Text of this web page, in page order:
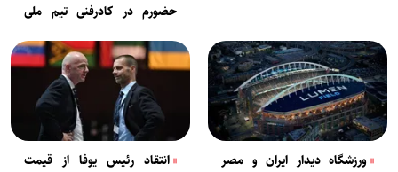
حضورم در کادرفنی تیم ملی
ورزشگاه دیدار ایران و مصر
انتقاد رئیس یوفا از قیمت‌